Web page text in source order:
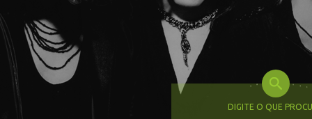
DIGITE O QUE